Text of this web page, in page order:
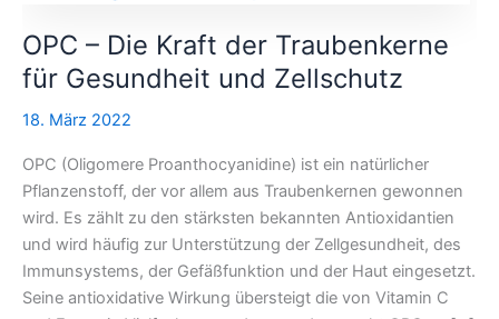
OPC – Die Kraft der Traubenkerne
für Gesundheit und Zellschutz
18. März 2022
OPC (Oligomere Proanthocyanidine) ist ein natürlicher
Pflanzenstoff, der vor allem aus Traubenkernen gewonnen
wird. Es zählt zu den stärksten bekannten Antioxidantien
und wird häufig zur Unterstützung der Zellgesundheit, des
Immunsystems, der Gefäßfunktion und der Haut eingesetzt.
Seine antioxidative Wirkung übersteigt die von Vitamin C
Die
Kraft
Traubenkerne
Gesundheit
und
Zellschutz